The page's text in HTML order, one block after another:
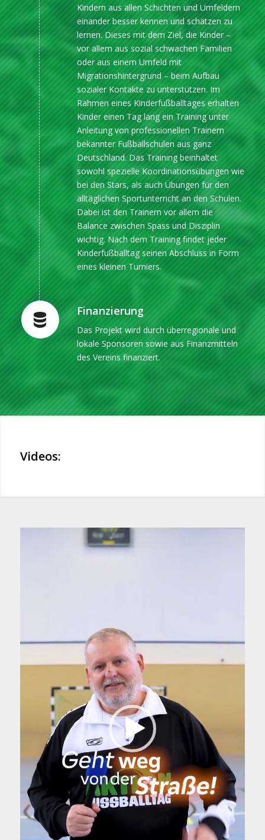
Kindern aus allen Schichten und Umfeldern
einander besser kennen und schätzen zu
lernen. Dieses mit dem Ziel, die Kinder –
vor allem aus sozial schwachen Familien
oder aus einem Umfeld mit
Migrationshintergrund – beim Aufbau
sozialer Kontakte zu unterstützen. Im
Rahmen eines Kinderfußballtages erhalten
Kinder einen Tag lang ein Training unter
Anleitung von professionellen Trainern
bekannter Fußballschulen aus ganz
Deutschland. Das Training beinhaltet
sowohl spezielle Koordinationsübungen wie
bei den Stars, als auch Übungen für den
alltäglichen Sportunterricht an den Schulen.
Dabei ist den Trainern vor allem die
Balance zwischen Spass und Disziplin
wichtig. Nach dem Training findet jeder
Kinderfußballtag seinen Abschluss in Form
eines kleinen Turniers.
Finanzierung
Das Projekt wird durch überregionale und
lokale Sponsoren sowie aus Finanzmitteln
des Vereins finanziert.
Videos: